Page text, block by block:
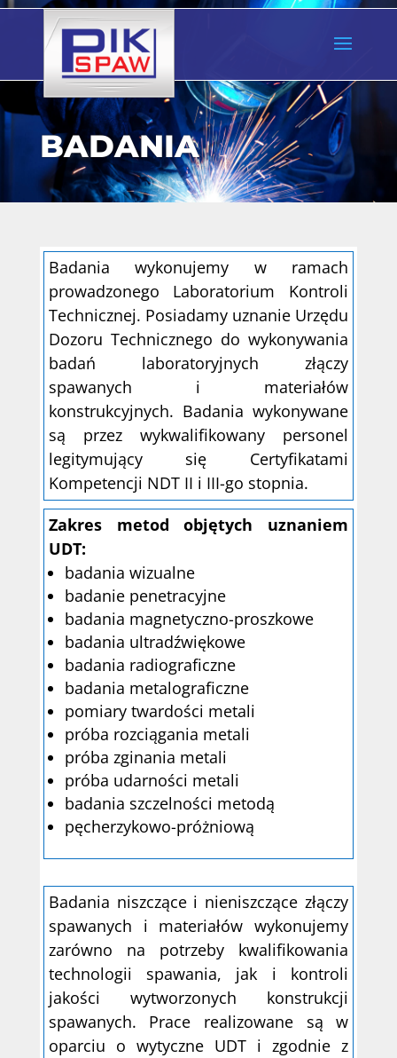
BADANIA
Badania wykonujemy w ramach
prowadzonego Laboratorium Kontroli
Technicznej. Posiadamy uznanie Urzędu
Dozoru Technicznego do wykonywania
badań laboratoryjnych złączy
spawanych i materiałów
konstrukcyjnych. Badania wykonywane
są przez wykwalifikowany personel
legitymujący się Certyfikatami
Kompetencji NDT II i III-go stopnia.
Zakres metod objętych uznaniem
UDT:
badania wizualne
badanie penetracyjne
badania magnetyczno-proszkowe
badania ultradźwiękowe
badania radiograficzne
badania metalograficzne
pomiary twardości metali
próba rozciągania metali
próba zginania metali
próba udarności metali
badania szczelności metodą
pęcherzykowo-próżniową
Badania niszczące i nieniszczące złączy
spawanych i materiałów wykonujemy
zarówno na potrzeby kwalifikowania
technologii spawania, jak i kontroli
jakości wytworzonych konstrukcji
spawanych. Prace realizowane są w
oparciu o wytyczne UDT i zgodnie z